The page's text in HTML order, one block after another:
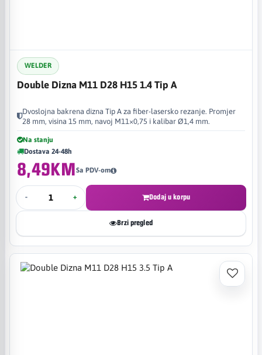
WELDER
Double Dizna M11 D28 H15 1.4 Tip A
Dvoslojna bakrena dizna Tip A za fiber-lasersko rezanje. Promjer
28 mm, visina 15 mm, navoj M11×0,75 i kalibar Ø1,4 mm.
Na stanju
Dostava 24-48h
8,49KMSa PDV-om
- + Dodaj u korpu
Brzi pregled